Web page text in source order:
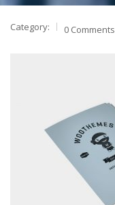
Category: 0 Comments